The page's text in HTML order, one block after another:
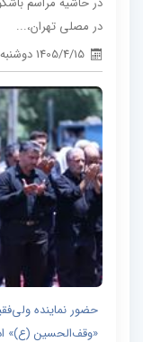
در مصلی تهران،...
1405/4/15 دوشنبه
حضور نماینده
«وقف‌الحسین (ع)»